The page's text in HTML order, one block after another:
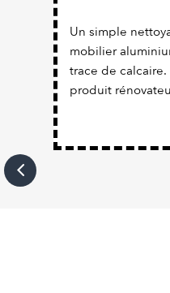
Un simple
mobilier
trace de calcaire.
produit